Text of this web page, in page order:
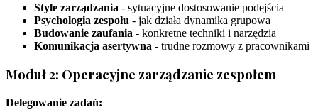
Style zarządzania - sytuacyjne dostosowanie podejścia
Psychologia zespołu - jak działa dynamika grupowa
Budowanie zaufania - konkretne techniki i narzędzia
Komunikacja asertywna - trudne rozmowy z pracownikami
Moduł 2: Operacyjne zarządzanie zespołem
Delegowanie zadań: